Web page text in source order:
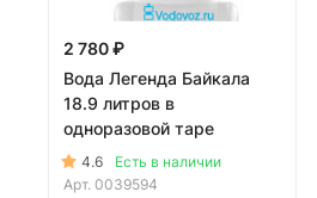
2 780 ₽
Вода Легенда Байкала
18.9 литров в
одноразовой таре
4.6
Есть в наличии
Арт. 0039594